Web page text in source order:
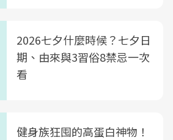
2026七夕什麼時候？七夕日
期、由來與3習俗8禁忌一次
看
健身族狂囤的高蛋白神物！